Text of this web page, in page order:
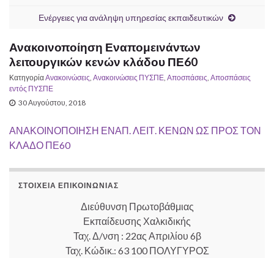
Ενέργειες για ανάληψη υπηρεσίας εκπαιδευτικών
Ανακοινοποίηση Εναπομεινάντων
λειτουργικών κενών κλάδου ΠΕ60
ΚατηγορίαΑνακοινώσεις Ανακοινώσεις ΠΥΣΠΕ Αποσπάσεις Αποσπάσεις
εντός ΠΥΣΠΕ
30 Αυγούστου, 2018
ΑΝΑΚΟΙΝΟΠΟΙΗΣΗ ΕΝΑΠ. ΛΕΙΤ. ΚΕΝΩΝ ΩΣ ΠΡΟΣ ΤΟΝ
ΚΛΑΔΟ ΠΕ60
ΣΤΟΙΧΕΊΑ ΕΠΙΚΟΙΝΩΝΊΑΣ
Διεύθυνση Πρωτοβάθμιας
Εκπαίδευσης Χαλκιδικής
Ταχ. Δ/νση : 22ας Απριλίου 6β
Ταχ. Κώδικ.: 63 100 ΠΟΛΥΓΥΡΟΣ